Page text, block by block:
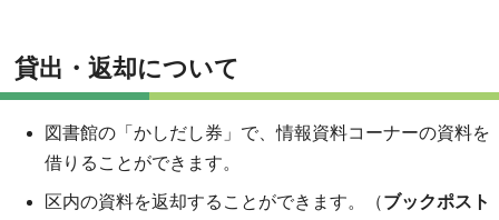
貸出・返却について
図書館の「かしだし券」で、情報資料コーナーの資料を
借りることができます。
区内の資料を返却することができます。（ブックポスト